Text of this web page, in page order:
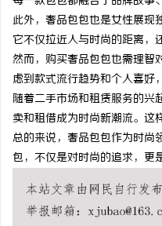
此外，奢品包包也是女性展现
它不仅拉近人与时尚的距离，
然而，购买奢品包包也需理智
虑到款式流行趋势和个人喜好
随着二手市场和租赁服务的兴
卖和租借成为时尚新潮流。这
总的来说，奢品包包作为时尚
包，不仅是对时尚的追求，更